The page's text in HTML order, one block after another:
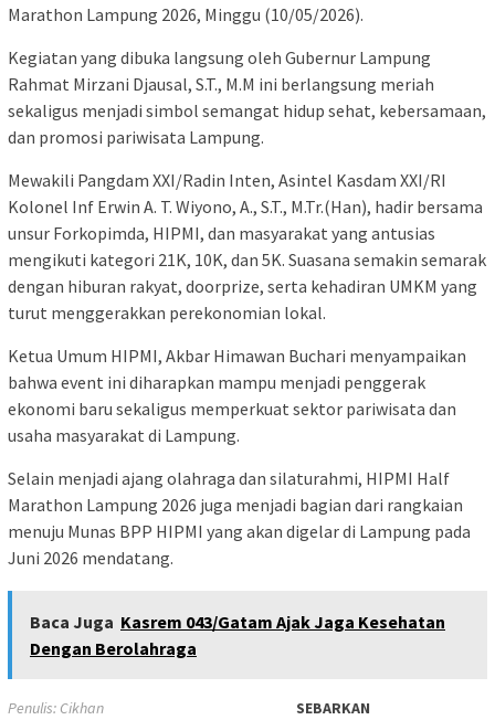
Marathon Lampung 2026, Minggu (10/05/2026).
Kegiatan yang dibuka langsung oleh Gubernur Lampung
Rahmat Mirzani Djausal, S.T., M.M ini berlangsung meriah
sekaligus menjadi simbol semangat hidup sehat, kebersamaan,
dan promosi pariwisata Lampung.
Mewakili Pangdam XXI/Radin Inten, Asintel Kasdam XXI/RI
Kolonel Inf Erwin A. T. Wiyono, A., S.T., M.Tr.(Han), hadir bersama
unsur Forkopimda, HIPMI, dan masyarakat yang antusias
mengikuti kategori 21K, 10K, dan 5K. Suasana semakin semarak
dengan hiburan rakyat, doorprize, serta kehadiran UMKM yang
turut menggerakkan perekonomian lokal.
Ketua Umum HIPMI, Akbar Himawan Buchari menyampaikan
bahwa event ini diharapkan mampu menjadi penggerak
ekonomi baru sekaligus memperkuat sektor pariwisata dan
usaha masyarakat di Lampung.
Selain menjadi ajang olahraga dan silaturahmi, HIPMI Half
Marathon Lampung 2026 juga menjadi bagian dari rangkaian
menuju Munas BPP HIPMI yang akan digelar di Lampung pada
Juni 2026 mendatang.
Baca Juga Kasrem 043/Gatam Ajak Jaga Kesehatan
Dengan Berolahraga
Penulis: Cikhan SEBARKAN